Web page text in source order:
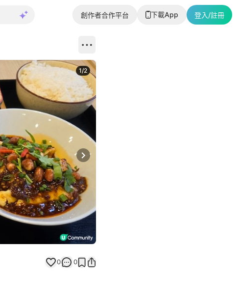
創作者合作平台 下載App 登入/註冊
Next slide
1/2
0 0